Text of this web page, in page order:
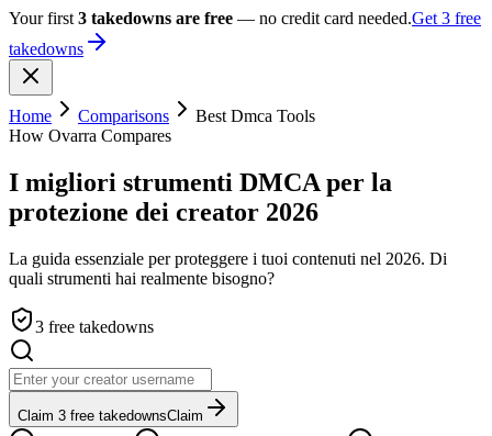
Your first 3 takedowns are free — no credit card needed.Get 3 free
takedowns
Home Comparisons
Best Dmca Tools
How Ovarra Compares
I migliori strumenti DMCA per la
protezione dei creator 2026
La guida essenziale per proteggere i tuoi contenuti nel 2026. Di
quali strumenti hai realmente bisogno?
3 free takedowns
Claim 3 free takedownsClaim